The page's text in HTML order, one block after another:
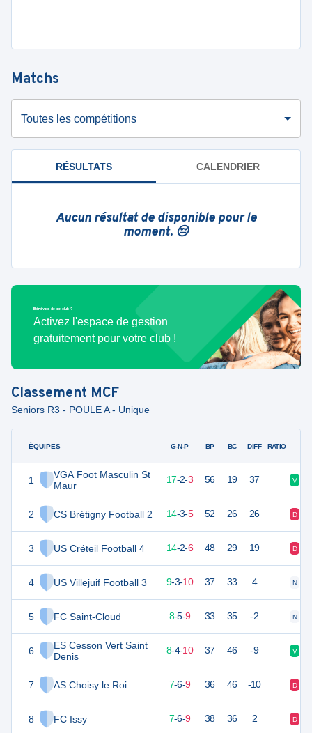
Matchs
Toutes les compétitions
RÉSULTATS CALENDRIER
Aucun résultat de disponible pour le
moment. 😔
Bénévole de ce club ?
Activez l'espace de gestion
gratuitement pour votre club !
Classement MCF
Seniors R3 - POULE A - Unique
ÉQUIPES
1
VGA Foot Masculin St
Maur
2 CS Brétigny Football 2
3 US Créteil Football 4
4 US Villejuif Football 3
5 FC Saint-Cloud
6
ES Cesson Vert Saint
Denis
7 AS Choisy le Roi
8 FC Issy
G-N-P BP BC DIFF RATIO
53 22 17-2-3 56 19 37 V
45 22 14-3-5 52 26 26 D
44 22 14-2-6 48 29 19 D
30 22 9-3-10 37 33 4 N
8-5-9 33 35 -2 N
28 22 8-4-10 37 46 -9 V
27 7-6-9 36 46 -10 D
7-6-9 38 36 2 D